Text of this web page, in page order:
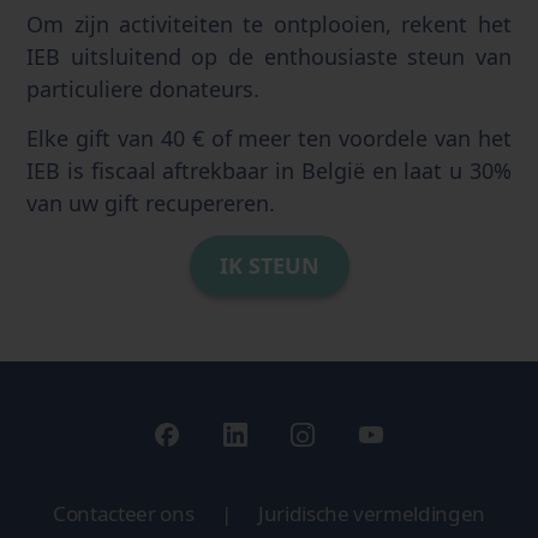
Om zijn activiteiten te ontplooien, rekent het
IEB uitsluitend op de enthousiaste steun van
particuliere donateurs.
Elke gift van 40 € of meer ten voordele van het
IEB is fiscaal aftrekbaar in België en laat u 30%
van uw gift recupereren.
IK STEUN
Contacteer ons | Juridische vermeldingen